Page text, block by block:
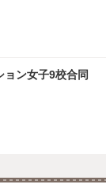
ョン女子9校合同